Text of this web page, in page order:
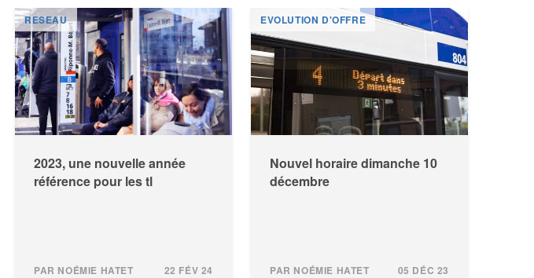
RESEAU
2023, une nouvelle année
référence pour les tl
PAR NOÉMIE HATET 22 FÉV 24
EVOLUTION D'OFFRE
Nouvel horaire dimanche 10
décembre
PAR NOÉMIE HATET 05 DÉC 23